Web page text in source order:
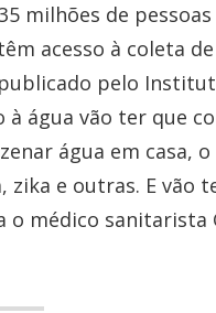
milhões de
acesso à coleta
pelo
à água vão ter que
água em casa,
zika e outras. E vão
o médico sanitarista